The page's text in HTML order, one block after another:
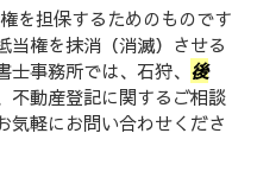
を担保するためのものです
当権を抹消（消滅）させる
事務所では、石狩、 後
不動産登記に関するご相談
気軽にお問い合わせくださ